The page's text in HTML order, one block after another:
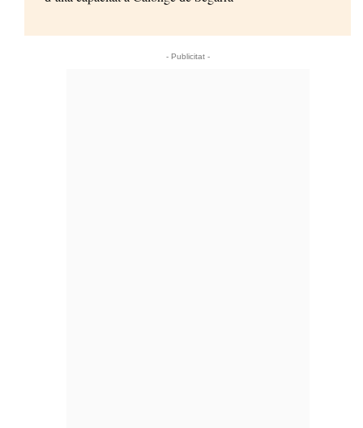
- Publicitat -